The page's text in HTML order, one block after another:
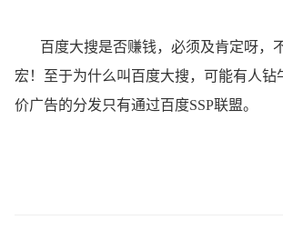
百度大搜是否赚钱，必须及肯定呀，
宏！至于为什么叫百度大搜，可能有人钻
价广告的分发只有通过百度SSP联盟。